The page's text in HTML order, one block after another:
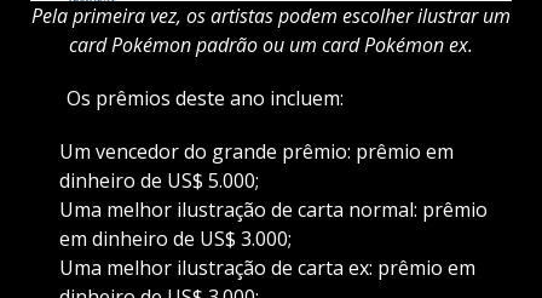
Pela primeira vez, os artistas podem escolher ilustrar um
card Pokémon padrão ou um card Pokémon ex.
Os prêmios deste ano incluem:
Um vencedor do grande prêmio: prêmio em
dinheiro de US$ 5.000;
Uma melhor ilustração de carta normal: prêmio
em dinheiro de US$ 3.000;
Uma melhor ilustração de carta ex: prêmio em